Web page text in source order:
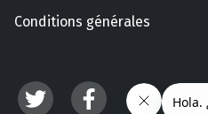
Conditions générales